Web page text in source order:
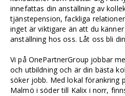
innefattas din anställning av
tjänstepension, fackliga
inget är viktigare än att du
anställning hos oss. Låt oss bli
Vi på OnePartnerGroup jobbar
och utbildning och är din bästa
söker jobb. Med lokal förankring
Malmö i söder till Kalix i norr,